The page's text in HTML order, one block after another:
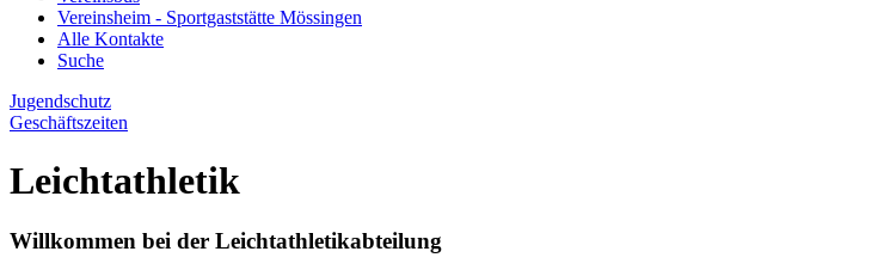
Vereinsheim - Sportgaststätte Mössingen
Alle Kontakte
Suche
Jugendschutz
Geschäftszeiten
Leichtathletik
Willkommen bei der Leichtathletikabteilung